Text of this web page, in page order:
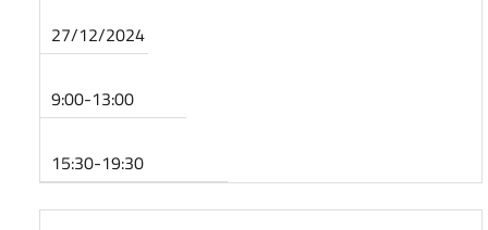
27/12/2024
9:00-13:00
15:30-19:30